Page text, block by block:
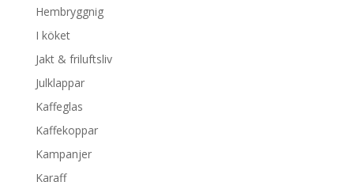
Hembryggnig
I köket
Jakt & friluftsliv
Julklappar
Kaffeglas
Kaffekoppar
Kampanjer
Karaff